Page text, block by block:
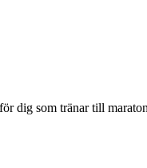
dig som tränar till